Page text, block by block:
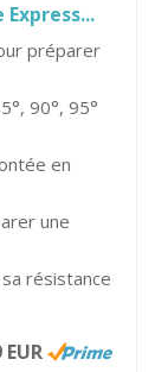
préparer
90°, 95°
en
une
résistance